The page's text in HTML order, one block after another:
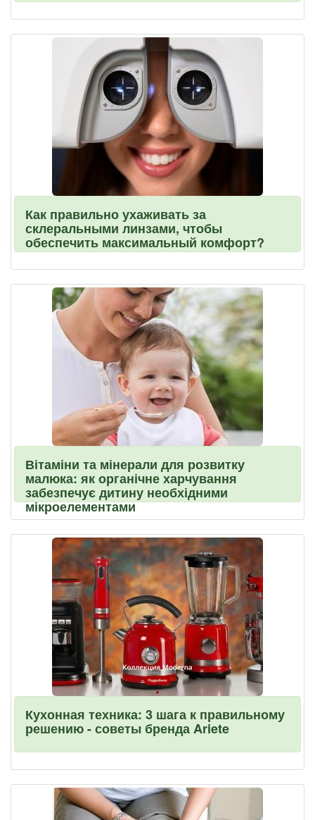
Как правильно ухаживать за
склеральными линзами, чтобы
обеспечить максимальный комфорт?
Вітаміни та мінерали для розвитку
малюка: як органічне харчування
забезпечує дитину необхідними
мікроелементами
Кухонная техника: 3 шага к правильному
решению - советы бренда Ariete